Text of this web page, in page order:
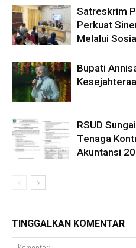
Satreskrim
Perkuat
Melalui
Bupati
RSUD
Tenaga
Akuntansi
TINGGALKAN KOMENTAR